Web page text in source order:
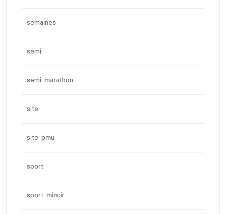
semaines
semi
semi marathon
site
site pmu
sport
sport mincir